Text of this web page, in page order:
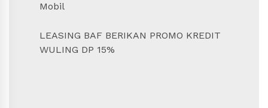
Mobil
LEASING BAF BERIKAN PROMO KREDIT
WULING DP 15%